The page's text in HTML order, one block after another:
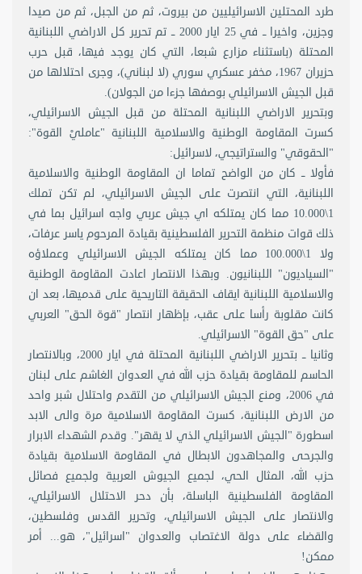
طرد المحتلين الاسرائيليين من بيروت، ثم من الجبل، ثم من صيدا
وجزين، واخيرا ــ في 25 ايار 2000 ــ تم تحرير كل الاراضي اللبنانية
المحتلة (باستثناء مزارع شبعا، التي كان يوجد فيها، قبل حرب
حزيران 1967، مخفر عسكري سوري (لا لبناني)، وجرى احتلالها من
قبل الجيش الاسرائيلي بوصفها جزءا من الجولان).
وبتحرير الاراضي اللبنانية المحتلة من قبل الجيش الاسرائيلي،
كسرت المقاومة الوطنية والاسلامية اللبنانية "عامليْ القوة":
"الحقوقي" والستراتيجي، لاسرائيل:
فأولا ــ كان من الواضح تماما ان المقاومة الوطنية والاسلامية
اللبنانية، التي انتصرت على الجيش الاسرائيلي، لم تكن تملك
1\10.000 مما كان يمتلكه اي جيش عربي واجه اسرائيل بما في
ذلك قوات منظمة التحرير الفلسطينية بقيادة المرحوم ياسر عرفات،
ولا 1\100.000 مما كان يمتلكه الجيش الاسرائيلي وعملاؤه
"السياديون" اللبنانيون. وبهذا الانتصار اعادت المقاومة الوطنية
والاسلامية اللبنانية ايقاف الحقيقة التاريحية على قدميها، بعد ان
كانت مقلوبة رأسا على عقب، بإظهار انتصار "قوة الحق" العربي
على "حق القوة" الاسرائيلي.
وثانيا ــ بتحرير الاراضي اللبنانية المحتلة في ايار 2000، وبالانتصار
الحاسم للمقاومة بقيادة حزب الله في العدوان الغاشم على لبنان
في 2006، ومنع الجيش الاسرائيلي من التقدم واحتلال شبر واحد
من الارض اللبنانية، كسرت المقاومة الاسلامية مرة والى الابد
اسطورة "الجيش الاسرائيلي الذي لا يقهر". وقدم الشهداء الابرار
والجرحى والمجاهدون الابطال في المقاومة الاسلامية بقيادة
حزب الله، المثال الحي، لجميع الجيوش العربية ولجميع فصائل
المقاومة الفلسطينية الباسلة، بأن دحر الاحتلال الاسرائيلي،
والانتصار على الجيش الاسرائيلي، وتحرير القدس وفلسطين،
والقضاء على دولة الاغتصاب والعدوان "اسرائيل"، هو... أمر
ممكن!